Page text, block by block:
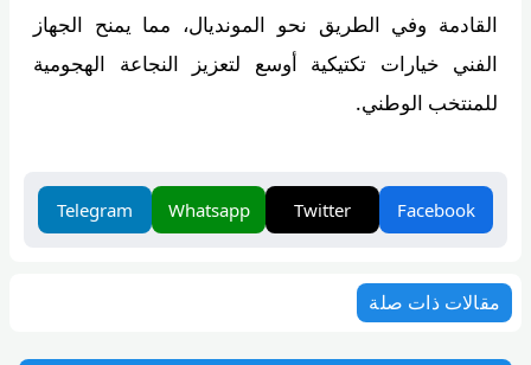
القادمة وفي الطريق نحو المونديال، مما يمنح الجهاز
الفني خيارات تكتيكية أوسع لتعزيز النجاعة الهجومية
للمنتخب الوطني.
Facebook
Twitter
Whatsapp
Telegram
مقالات ذات صلة